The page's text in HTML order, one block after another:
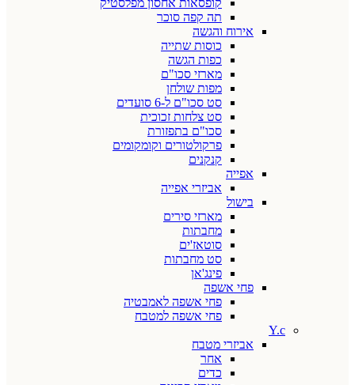
קופסאות אחסון מפלסטיק
תה קפה סוכר
אירוח והגשה
כוסות שתייה
כפות הגשה
מארזי סכו"ם
מפות שולחן
סט סכו"ם ל-6 סועדים
סט צלחות זכוכית
סכו"ם בתפזורת
פרקולטורים וקומקומים
קנקנים
אפייה
אביזרי אפייה
בישול
מארזי סירים
מחבתות
סוטאז'ים
סט מחבתות
פינג'אן
פחי אשפה
פחי אשפה לאמבטיה
פחי אשפה למטבח
Y.c
אביזרי מטבח
אחר
כדים